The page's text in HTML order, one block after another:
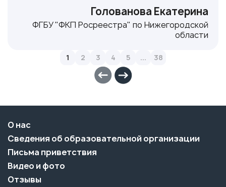
Голованова Екатерина
ФГБУ "ФКП Росреестра" по Нижегородской
области
1 2 3 4 5 ... 38
О нас
Сведения об образовательной организации
Письма приветствия
Видео и фото
Отзывы